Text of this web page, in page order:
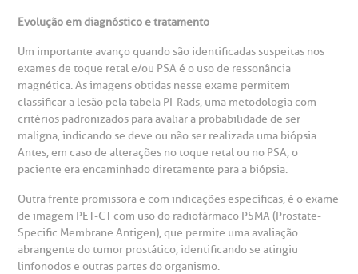
Clínica Medicina da Mulher
Endereço:
de Bioética
de Sangue
de órgãos
de cuidado
e perdidos
Evolução em diagnóstico e tratamento
Um importante avanço quando são identificadas suspeitas nos
exames de toque retal e/ou PSA é o uso de ressonância
magnética. As imagens obtidas nesse exame permitem
classificar a lesão pela tabela PI-Rads, uma metodologia com
critérios padronizados para avaliar a probabilidade de ser
maligna, indicando se deve ou não ser realizada uma biópsia.
Antes, em caso de alterações no toque retal ou no PSA, o
paciente era encaminhado diretamente para a biópsia.
Outra frente promissora e com indicações específicas, é o exame
de imagem PET-CT com uso do radiofármaco PSMA (Prostate-
Specific Membrane Antigen), que permite uma avaliação
abrangente do tumor prostático, identificando se atingiu
linfonodos e outras partes do organismo.